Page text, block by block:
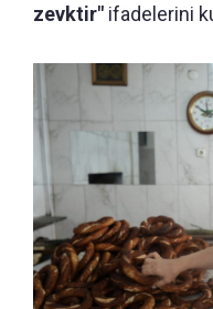
zevktir" ifadelerini